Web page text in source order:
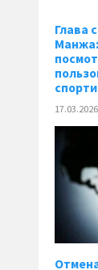
Глава